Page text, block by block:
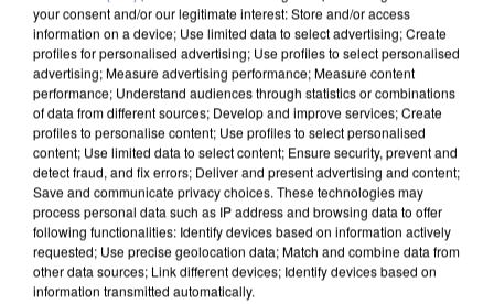
your consent and/or our legitimate interest: Store and/or access
information on a device; Use limited data to select advertising; Create
profiles for personalised advertising; Use profiles to select personalised
advertising; Measure advertising performance; Measure content
performance; Understand audiences through statistics or combinations
of data from different sources; Develop and improve services; Create
profiles to personalise content; Use profiles to select personalised
content; Use limited data to select content; Ensure security, prevent and
detect fraud, and fix errors; Deliver and present advertising and content;
Save and communicate privacy choices. These technologies may
process personal data such as IP address and browsing data to offer
following functionalities: Identify devices based on information actively
requested; Use precise geolocation data; Match and combine data from
other data sources; Link different devices; Identify devices based on
information transmitted automatically.